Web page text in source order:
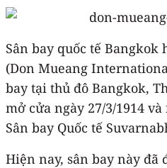
Sân bay quốc tế
(Don Mueang
bay tại thủ đô Bangkok,
mở cửa ngày 27/3/1914 và
Sân bay Quốc tế
Hiện nay, sân bay này đã